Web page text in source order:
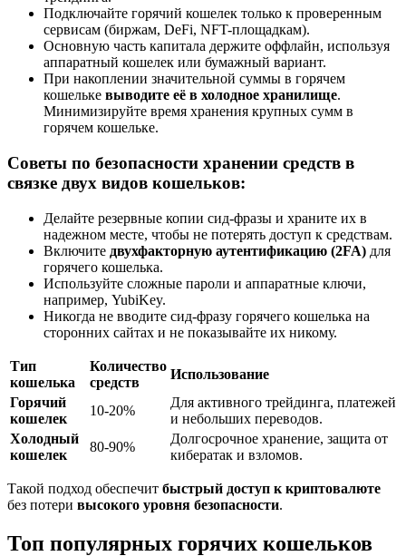
Подключайте горячий кошелек только к проверенным
сервисам (биржам, DeFi, NFT-площадкам).
Основную часть капитала держите оффлайн, используя
аппаратный кошелек или бумажный вариант.
При накоплении значительной суммы в горячем
кошельке выводите её в холодное хранилище.
Минимизируйте время хранения крупных сумм в
горячем кошельке.
Советы по безопасности хранении средств в
связке двух видов кошельков:
Делайте резервные копии сид-фразы и храните их в
надежном месте, чтобы не потерять доступ к средствам.
Включите двухфакторную аутентификацию (2FA) для
горячего кошелька.
Используйте сложные пароли и аппаратные ключи,
например, YubiKey.
Никогда не вводите сид-фразу горячего кошелька на
сторонних сайтах и не показывайте их никому.
Тип
кошелька
Количество
средств
Использование
Горячий
кошелек
10-20%
Для активного трейдинга, платежей
и небольших переводов.
Холодный
кошелек
80-90%
Долгосрочное хранение, защита от
кибератак и взломов.
Такой подход обеспечит быстрый доступ к криптовалюте
без потери высокого уровня безопасности.
Топ популярных горячих кошельков